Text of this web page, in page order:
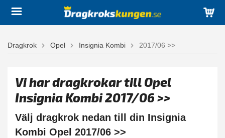
Dragkrok Opel Insignia Kombi 2017/06 >>
Vi har dragkrokar till Opel
Insignia Kombi 2017/06 >>
Välj dragkrok nedan till din Insignia
Kombi Opel 2017/06 >>